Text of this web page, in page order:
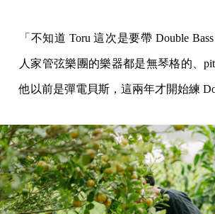
「不知道 Toru 這次是要帶 Double
人家管弦樂團的樂器都是無琴格的、
他以前是彈電貝斯，這兩年才開始練